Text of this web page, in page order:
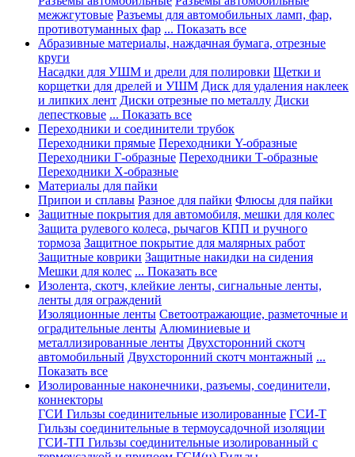
межжгутовые Разъемы для автомобильных ламп, фар,
противотуманных фар ... Показать все
Абразивные материалы, наждачная бумага, отрезные
круги
Насадки для УШМ и дрели для полировки Щетки и
корщетки для дрелей и УШМ Диск для удаления наклеек
и липких лент Диски отрезные по металлу Диски
лепестковые ... Показать все
Переходники и соединители трубок
Переходники прямые Переходники Y-образные
Переходники Г-образные Переходники Т-образные
Переходники Х-образные
Материалы для пайки
Припои и сплавы Разное для пайки Флюсы для пайки
Защитные покрытия для автомобиля, мешки для колес
Защита рулевого колеса, рычагов КПП и ручного
тормоза Защитное покрытие для малярных работ
Защитные коврики Защитные накидки на сидения
Мешки для колес ... Показать все
Изолента, скотч, клейкие ленты, сигнальные ленты,
ленты для ограждений
Изоляционные ленты Светоотражающие, разметочные и
оградительные ленты Алюминиевые и
металлизированные ленты Двухсторонний скотч
автомобильный Двухсторонний скотч монтажный ...
Показать все
Изолированные наконечники, разъемы, соединители,
коннекторы
ГСИ Гильзы соединительные изолированные ГСИ-Т
Гильзы соединительные в термоусадочной изоляции
ГСИ-ТП Гильзы соединительные изолированный с